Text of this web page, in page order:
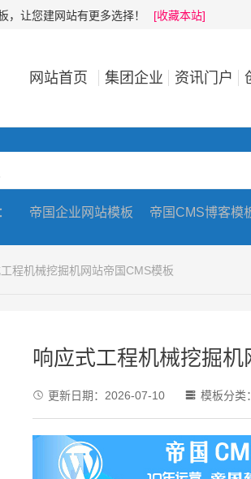
让您建网站有更多选择！ [收藏本站]
网站首页 集团企业 资讯门户
帝国企业网站模板 帝国CMS博客模
程机械挖掘机网站帝国CMS模板
响应式工程机械挖掘
 更新日期： 2026-07-10  模板分类：